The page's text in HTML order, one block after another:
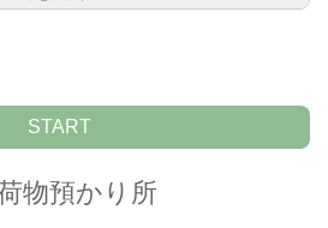
START
物預かり所